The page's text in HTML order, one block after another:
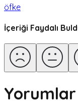
öfke
İçeriği Faydalı